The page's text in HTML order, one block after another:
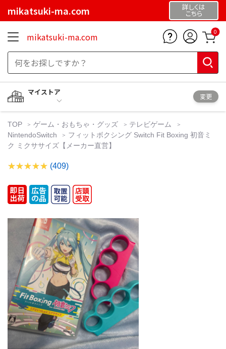
mikatsuki-ma.com 詳しくは
こちら
mikatsuki-ma.com 0
マイストア
変更
TOP ゲーム・おもちゃ・グッズ
テレビゲーム
NintendoSwitch
フィットボクシング Switch Fit Boxing 初音ミ
ク ミクササイズ【メーカー直営】
(409)